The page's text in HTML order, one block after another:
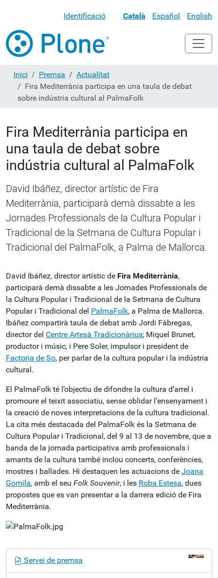
Identificació Català Español English
Inici Premsa
Actualitat
Fira Mediterrània participa en una taula de debat
sobre indústria cultural al PalmaFolk
Fira Mediterrània participa en
una taula de debat sobre
indústria cultural al PalmaFolk
David Ibáñez, director artístic de Fira
Mediterrània, participarà demà dissabte a les
Jornades Professionals de la Cultura Popular i
Tradicional de la Setmana de Cultura Popular i
Tradicional del PalmaFolk, a Palma de Mallorca.
David Ibáñez, director artístic de Fira Mediterrània,
participarà demà dissabte a les Jornades Professionals de
la Cultura Popular i Tradicional de la Setmana de Cultura
Popular i Tradicional del PalmaFolk, a Palma de Mallorca.
Ibáñez compartirà taula de debat amb Jordi Fàbregas,
director del Centre Artesà Tradicionàrius; Miquel Brunet,
productor i músic, i Pere Soler, impulsor i president de
Factoria de So, per parlar de la cultura popular i la indústria
cultural.
El PalmaFolk té l’objectiu de difondre la cultura d’arrel i
promoure el teixit associatiu, sense oblidar l’ensenyament i
la creació de noves interpretacions de la cultura tradicional.
La cita més destacada del PalmaFolk és la Setmana de
Cultura Popular i Tradicional, del 9 al 13 de novembre, que a
banda de la jornada participativa amb professionals i
amants de la cultura també inclou concerts, conferències,
mostres i ballades. Hi destaquen les actuacions de Joana
Gomila, amb el seu Folk Souvenir, i les Roba Estesa, dues
propostes que es van presentar a la darrera edició de Fira
Mediterrània.
Servei de premsa